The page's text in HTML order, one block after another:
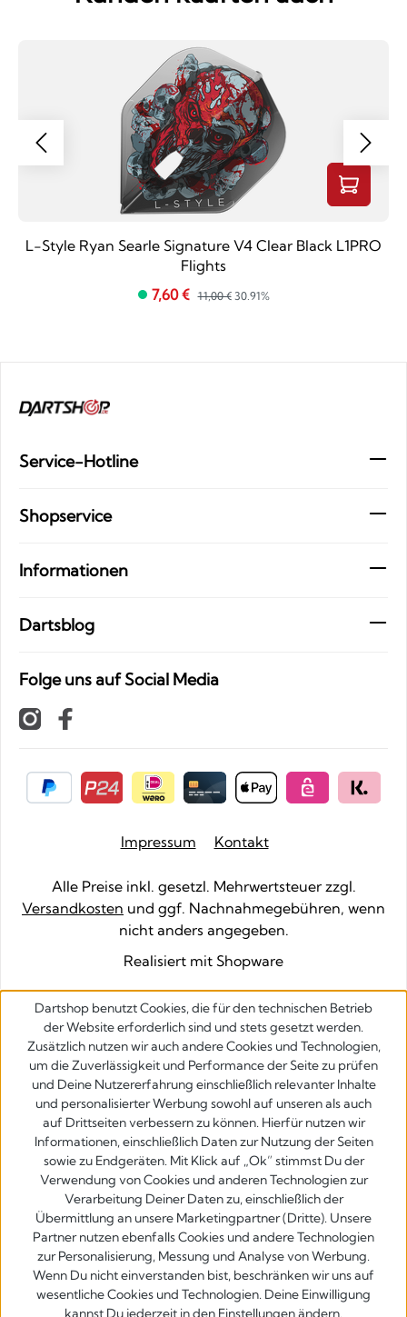
L-Style Ryan Searle Signature V4 Clear Black L1PRO
Flights
7,60 € 11,00 € 30.91%
Service-Hotline
Shopservice
Informationen
Dartsblog
Folge uns auf Social Media
Impressum Kontakt
Alle Preise inkl. gesetzl. Mehrwertsteuer zzgl.
Versandkosten und ggf. Nachnahmegebühren, wenn
nicht anders angegeben.
Realisiert mit Shopware
Dartshop benutzt Cookies, die für den technischen Betrieb
der Website erforderlich sind und stets gesetzt werden.
Zusätzlich nutzen wir auch andere Cookies und Technologien,
um die Zuverlässigkeit und Performance der Seite zu prüfen
und Deine Nutzererfahrung einschließlich relevanter Inhalte
und personalisierter Werbung sowohl auf unseren als auch
auf Drittseiten verbessern zu können. Hierfür nutzen wir
Informationen, einschließlich Daten zur Nutzung der Seiten
sowie zu Endgeräten. Mit Klick auf „Ok” stimmst Du der
Verwendung von Cookies und anderen Technologien zur
Verarbeitung Deiner Daten zu, einschließlich der
Übermittlung an unsere Marketingpartner (Dritte). Unsere
Partner nutzen ebenfalls Cookies und andere Technologien
zur Personalisierung, Messung und Analyse von Werbung.
Wenn Du nicht einverstanden bist, beschränken wir uns auf
wesentliche Cookies und Technologien. Deine Einwilligung
kannst Du jederzeit in den Einstellungen ändern.